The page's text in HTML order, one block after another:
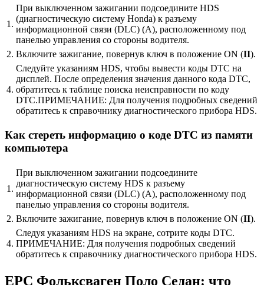
1.
При выключенном зажигании подсоедините HDS
(диагностическую систему Honda) к разъему
информационной связи (DLC) (A), расположенному под
панелью управления со стороны водителя.
2. Включите зажигание, повернув ключ в положение ON (II).
4.
Следуйте указаниям HDS, чтобы вывести коды DTC на
дисплей. После определения значения данного кода DTC,
обратитесь к таблице поиска неисправности по коду
DTC.ПРИМЕЧАНИЕ: Для получения подробных сведений
обратитесь к справочнику диагностического прибора HDS.
Как стереть информацию о коде DTC из памяти
компьютера
1.
При выключенном зажигании подсоедините
диагностическую систему HDS к разъему
информационной связи (DLC) (A), расположенному под
панелью управления со стороны водителя.
2. Включите зажигание, повернув ключ в положение ON (II).
4.
Следуя указаниям HDS на экране, сотрите коды DTC.
ПРИМЕЧАНИЕ: Для получения подробных сведений
обратитесь к справочнику диагностического прибора HDS.
EPC Фольксваген Поло Седан: что